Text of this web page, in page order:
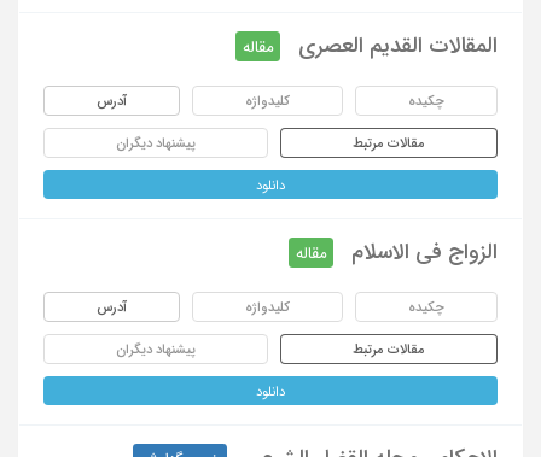
المقالات القدیم العصری مقاله
چکیده کلیدواژه آدرس
مقالات مرتبط پیشنهاد دیگران
دانلود
الزواج فی الاسلام مقاله
چکیده کلیدواژه آدرس
مقالات مرتبط پیشنهاد دیگران
دانلود